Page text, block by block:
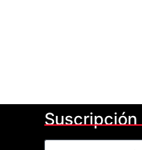
Suscripción